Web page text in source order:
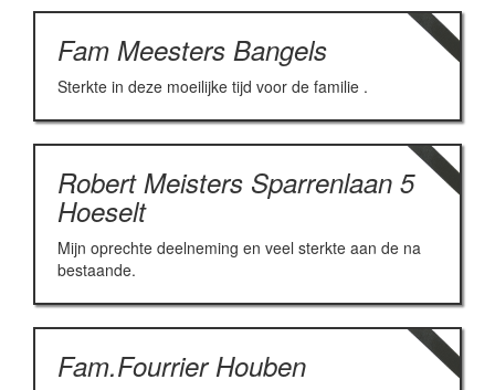
Fam Meesters Bangels
Sterkte in deze moeilijke tijd voor de familie .
Robert Meisters Sparrenlaan 5
Hoeselt
Mijn oprechte deelneming en veel sterkte aan de na
bestaande.
Fam.Fourrier Houben